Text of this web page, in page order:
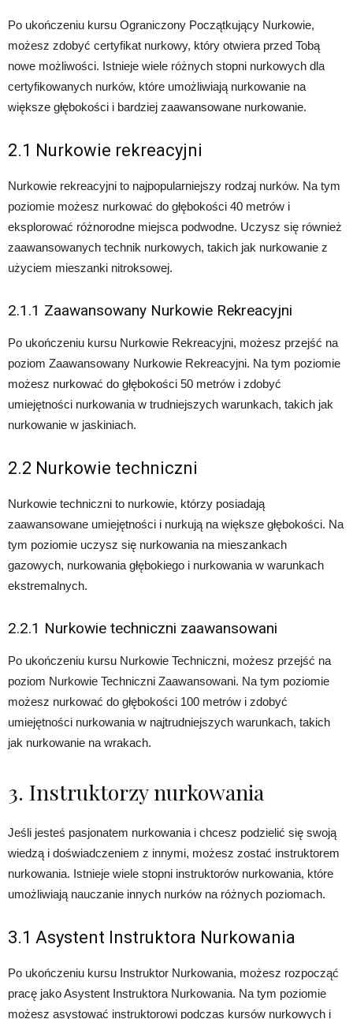
Po ukończeniu kursu Ograniczony Początkujący Nurkowie,
możesz zdobyć certyfikat nurkowy, który otwiera przed Tobą
nowe możliwości. Istnieje wiele różnych stopni nurkowych dla
certyfikowanych nurków, które umożliwiają nurkowanie na
większe głębokości i bardziej zaawansowane nurkowanie.
2.1 Nurkowie rekreacyjni
Nurkowie rekreacyjni to najpopularniejszy rodzaj nurków. Na tym
poziomie możesz nurkować do głębokości 40 metrów i
eksplorować różnorodne miejsca podwodne. Uczysz się również
zaawansowanych technik nurkowych, takich jak nurkowanie z
użyciem mieszanki nitroksowej.
2.1.1 Zaawansowany Nurkowie Rekreacyjni
Po ukończeniu kursu Nurkowie Rekreacyjni, możesz przejść na
poziom Zaawansowany Nurkowie Rekreacyjni. Na tym poziomie
możesz nurkować do głębokości 50 metrów i zdobyć
umiejętności nurkowania w trudniejszych warunkach, takich jak
nurkowanie w jaskiniach.
2.2 Nurkowie techniczni
Nurkowie techniczni to nurkowie, którzy posiadają
zaawansowane umiejętności i nurkują na większe głębokości. Na
tym poziomie uczysz się nurkowania na mieszankach
gazowych, nurkowania głębokiego i nurkowania w warunkach
ekstremalnych.
2.2.1 Nurkowie techniczni zaawansowani
Po ukończeniu kursu Nurkowie Techniczni, możesz przejść na
poziom Nurkowie Techniczni Zaawansowani. Na tym poziomie
możesz nurkować do głębokości 100 metrów i zdobyć
umiejętności nurkowania w najtrudniejszych warunkach, takich
jak nurkowanie na wrakach.
3. Instruktorzy nurkowania
Jeśli jesteś pasjonatem nurkowania i chcesz podzielić się swoją
wiedzą i doświadczeniem z innymi, możesz zostać instruktorem
nurkowania. Istnieje wiele stopni instruktorów nurkowania, które
umożliwiają nauczanie innych nurków na różnych poziomach.
3.1 Asystent Instruktora Nurkowania
Po ukończeniu kursu Instruktor Nurkowania, możesz rozpocząć
pracę jako Asystent Instruktora Nurkowania. Na tym poziomie
możesz asystować instruktorowi podczas kursów nurkowych i